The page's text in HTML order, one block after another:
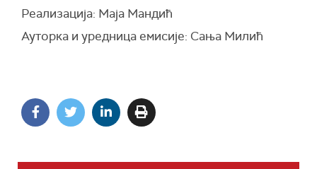
Реализација: Маја Мандић
Ауторка и уредница емисије: Сања Милић